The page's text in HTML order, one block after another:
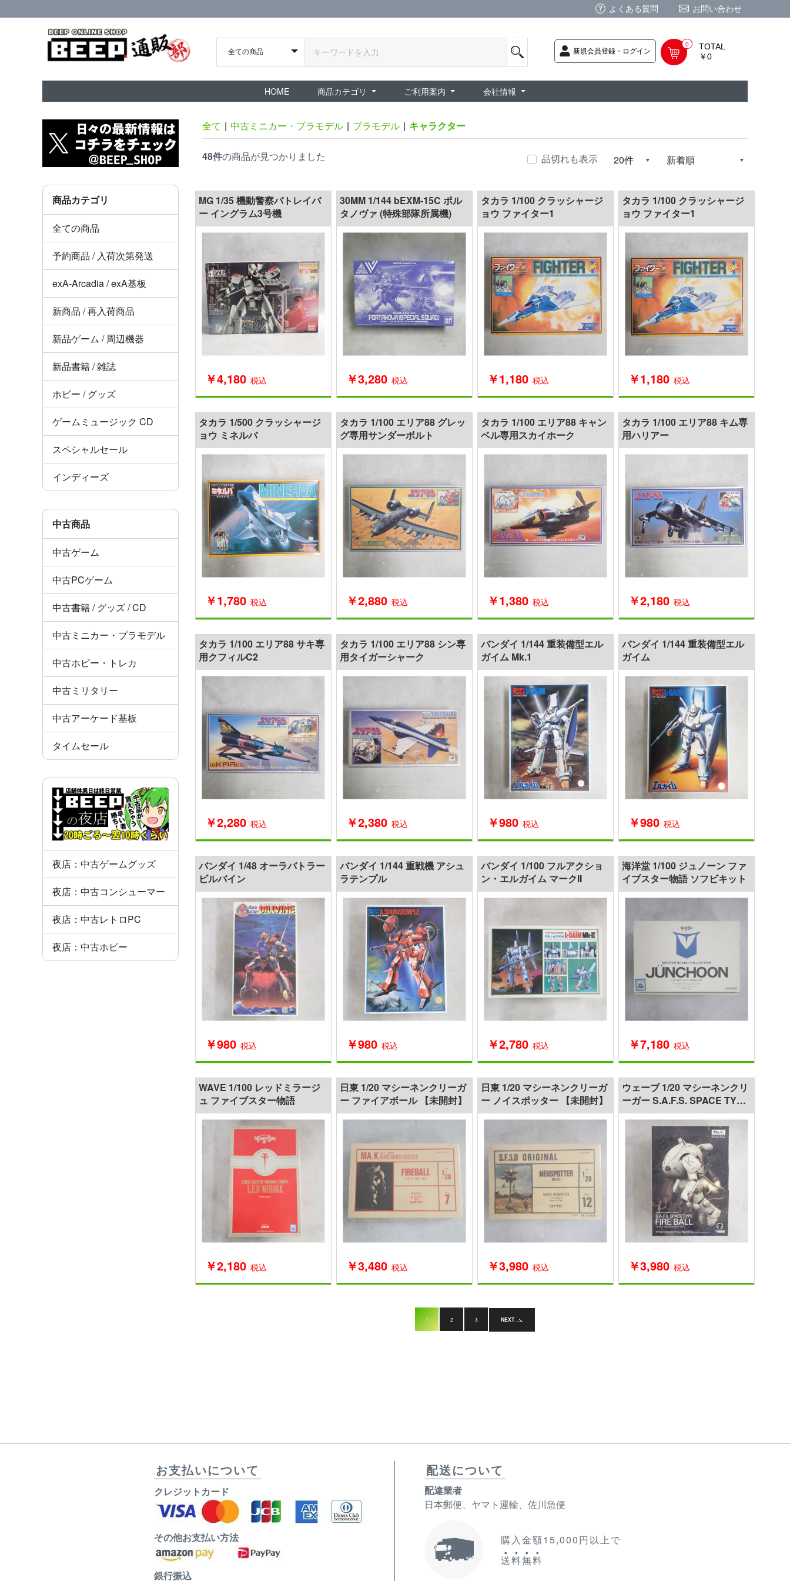
よくある質問 お問い合わせ
新規会員登録・ログイン
0
TOTAL
￥0
HOME
商品カテゴリ
ご利用案内
会社情報
商品カテゴリ
全ての商品
予約商品 / 入荷次第発送
exA-Arcadia / exA基板
新商品 / 再入荷商品
新品ゲーム / 周辺機器
新品書籍 / 雑誌
ホビー / グッズ
ゲームミュージック CD
スペシャルセール
インディーズ
中古商品
中古ゲーム
中古PCゲーム
中古書籍 / グッズ / CD
中古ミニカー・プラモデル
中古ホビー・トレカ
中古ミリタリー
中古アーケード基板
タイムセール
夜店：中古ゲームグッズ
夜店：中古コンシューマー
夜店：中古レトロPC
夜店：中古ホビー
全て | 中古ミニカー・プラモデル | プラモデル | キャラクター
48件の商品が見つかりました 品切れも表示
MG 1/35 機動警察パトレイバ
ー イングラム3号機
￥4,180 税込
30MM 1/144 bEXM-15C ポル
タノヴァ (特殊部隊所属機)
￥3,280 税込
タカラ 1/100 クラッシャージ
ョウ ファイター1
￥1,180 税込
タカラ 1/100 クラッシャージ
ョウ ファイター1
￥1,180 税込
タカラ 1/500 クラッシャージ
ョウ ミネルバ
￥1,780 税込
タカラ 1/100 エリア88 グレッ
グ専用サンダーボルト
￥2,880 税込
タカラ 1/100 エリア88 キャン
ベル専用スカイホーク
￥1,380 税込
タカラ 1/100 エリア88 キム専
用ハリアー
￥2,180 税込
タカラ 1/100 エリア88 サキ専
用クフィルC2
￥2,280 税込
タカラ 1/100 エリア88 シン専
用タイガーシャーク
￥2,380 税込
バンダイ 1/144 重装備型エル
ガイム Mk.1
￥980 税込
バンダイ 1/144 重装備型エル
ガイム
￥980 税込
バンダイ 1/48 オーラバトラー
ビルバイン
￥980 税込
バンダイ 1/144 重戦機 アシュ
ラテンプル
￥980 税込
バンダイ 1/100 フルアクショ
ン・エルガイム マークII
￥2,780 税込
海洋堂 1/100 ジュノーン ファ
イブスター物語 ソフビキット
￥7,180 税込
WAVE 1/100 レッドミラージ
ュ ファイブスター物語
￥2,180 税込
日東 1/20 マシーネンクリーガ
ー ファイアボール 【未開封】
￥3,480 税込
日東 1/20 マシーネンクリーガ
ー ノイスポッター 【未開封】
￥3,980 税込
ウェーブ 1/20 マシーネンクリ
ーガー S.A.F.S. SPACE TYPE
ファイアボール
￥3,980 税込
1 2 3 NEXT
お支払いについて
クレジットカード
その他お支払い方法
銀行振込
配送について
配達業者
日本郵便、ヤマト運輸、佐川急便
購入金額15,000円以上で
送料無料